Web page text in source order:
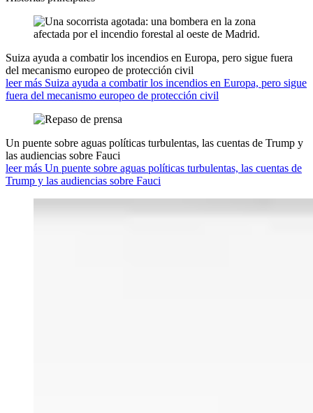
Suiza ayuda a combatir los incendios en Europa, pero sigue fuera
del mecanismo europeo de protección civil
leer más Suiza ayuda a combatir los incendios en Europa, pero sigue
fuera del mecanismo europeo de protección civil
Un puente sobre aguas políticas turbulentas, las cuentas de Trump y
las audiencias sobre Fauci
leer más Un puente sobre aguas políticas turbulentas, las cuentas de
Trump y las audiencias sobre Fauci